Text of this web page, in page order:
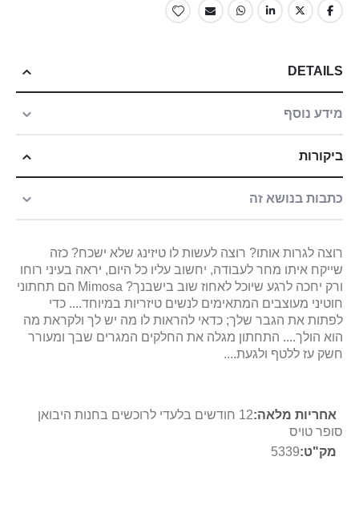
DETAILS
מידע נוסף
ביקורות
כתבות בנושא זה
רוצה לגרות אותו? רוצה לעשות לו טיזינג שלא ישכח? כזה
שייקח איתו מחר לעבודה, יחשוב עליו כל היום, יראה בעיני רוחו
ורק יחכה לרגע שיוכל לאחוז שוב בישבנך? Mimosa הם תחתוני
חוטיני מעוצבים המתאימים לנשים טיזריות במיוחד.... כדי
לפתות את הגבר שלך; כדאי להראות לו מה יש לך ולקראת מה
הוא הולך.... התחתון מגלה את החלקים המגרים שבך ומעורר
חשק עז ללטף ולגעת....
מידע
נוסף
12 חודשים בלעדי לרוכשים בחנות היבואן
סופר טויס
5339